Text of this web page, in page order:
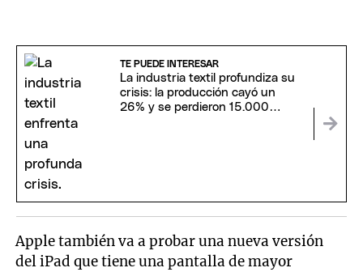
TE PUEDE INTERESAR
La industria textil profundiza su
crisis: la producción cayó un
26% y se perdieron 15.000
Apple también va a probar una nueva versión
del iPad que tiene una pantalla de mayor